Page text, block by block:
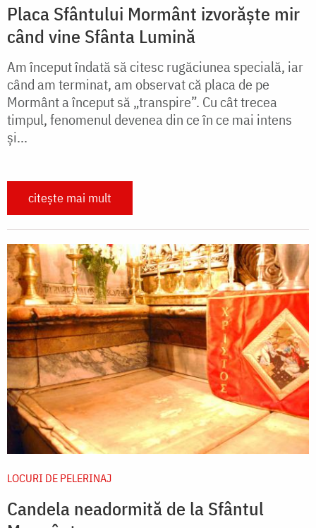
Placa Sfântului Mormânt izvorăște mir
când vine Sfânta Lumină
Am început îndată să citesc rugăciunea specială, iar
când am terminat, am observat că placa de pe
Mormânt a început să „transpire”. Cu cât trecea
timpul, fenomenul devenea din ce în ce mai intens
şi...
citește mai mult
LOCURI DE PELERINAJ
Candela neadormită de la Sfântul